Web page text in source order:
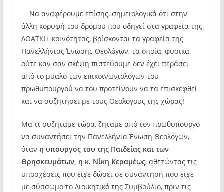
Να αναφέρουμε επίσης, σημειολογικά ότι στην
άλλη κορυφή του δρόμου που οδηγεί στα γραφεία της
ΛΟΑΤΚΙ+ κοινότητας, βρίσκονται τα γραφεία της
Πανελλήνιας Ένωσης Θεολόγων, τα οποία, φυσικά,
ούτε καν σαν σκέψη πιστεύουμε δεν έχει περάσει
από το μυαλό των επικοινωνιολόγων του
πρωθυπουργού να του προτείνουν να τα επισκεφθεί
και να συζητήσει με τους Θεολόγους της χώρας!
Μα τι συζητάμε τώρα, ζητάμε από τον πρωθυπουργό
να συναντήσει την Πανελλήνια Ένωση Θεολόγων,
όταν η υπουργός του της Παιδείας και των
Θρησκευμάτων, η κ. Νίκη Κεραμέως, αθετώντας τις
υποσχέσεις που είχε δώσει σε συνάντησή που είχε
με σύσσωμο το Διοικητικό της Συμβούλιο, πριν τις